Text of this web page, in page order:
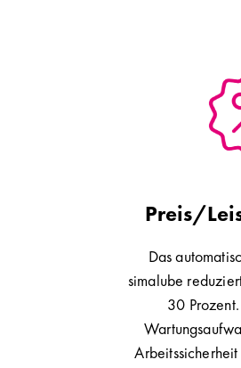
Preis/
Das
simalube
30